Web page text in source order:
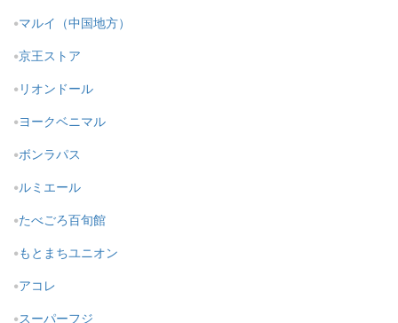
マルイ（中国地方）
京王ストア
リオンドール
ヨークベニマル
ボンラパス
ルミエール
たべごろ百旬館
もとまちユニオン
アコレ
スーパーフジ